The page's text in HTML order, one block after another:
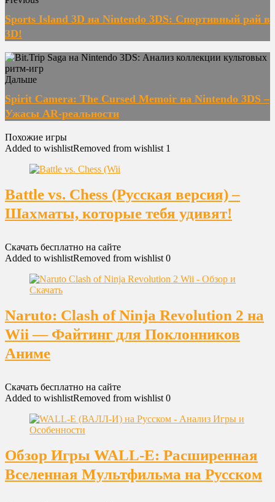
Sports Island 3D на Nintendo 3DS: Спортивный рай в
3D!
Дальше
Spirit Camera: The Cursed Memoir на Nintendo 3DS –
Ужасы AR-реальности
Похожие игры
Added to wishlistRemoved from wishlist 1
Battle vs. Chess (Русская версия) –
Шахматы, которые тебя удивят!
Скачать бесплатно на сайте
Added to wishlistRemoved from wishlist 0
Naruto: Clash of Ninja Revolution 2 на
Wii — Файтинг для Поклонников
Аниме
Скачать бесплатно на сайте
Added to wishlistRemoved from wishlist 0
Обзор Игры WALL-E: Расширенная
Вселенная Мультфильма на Русском